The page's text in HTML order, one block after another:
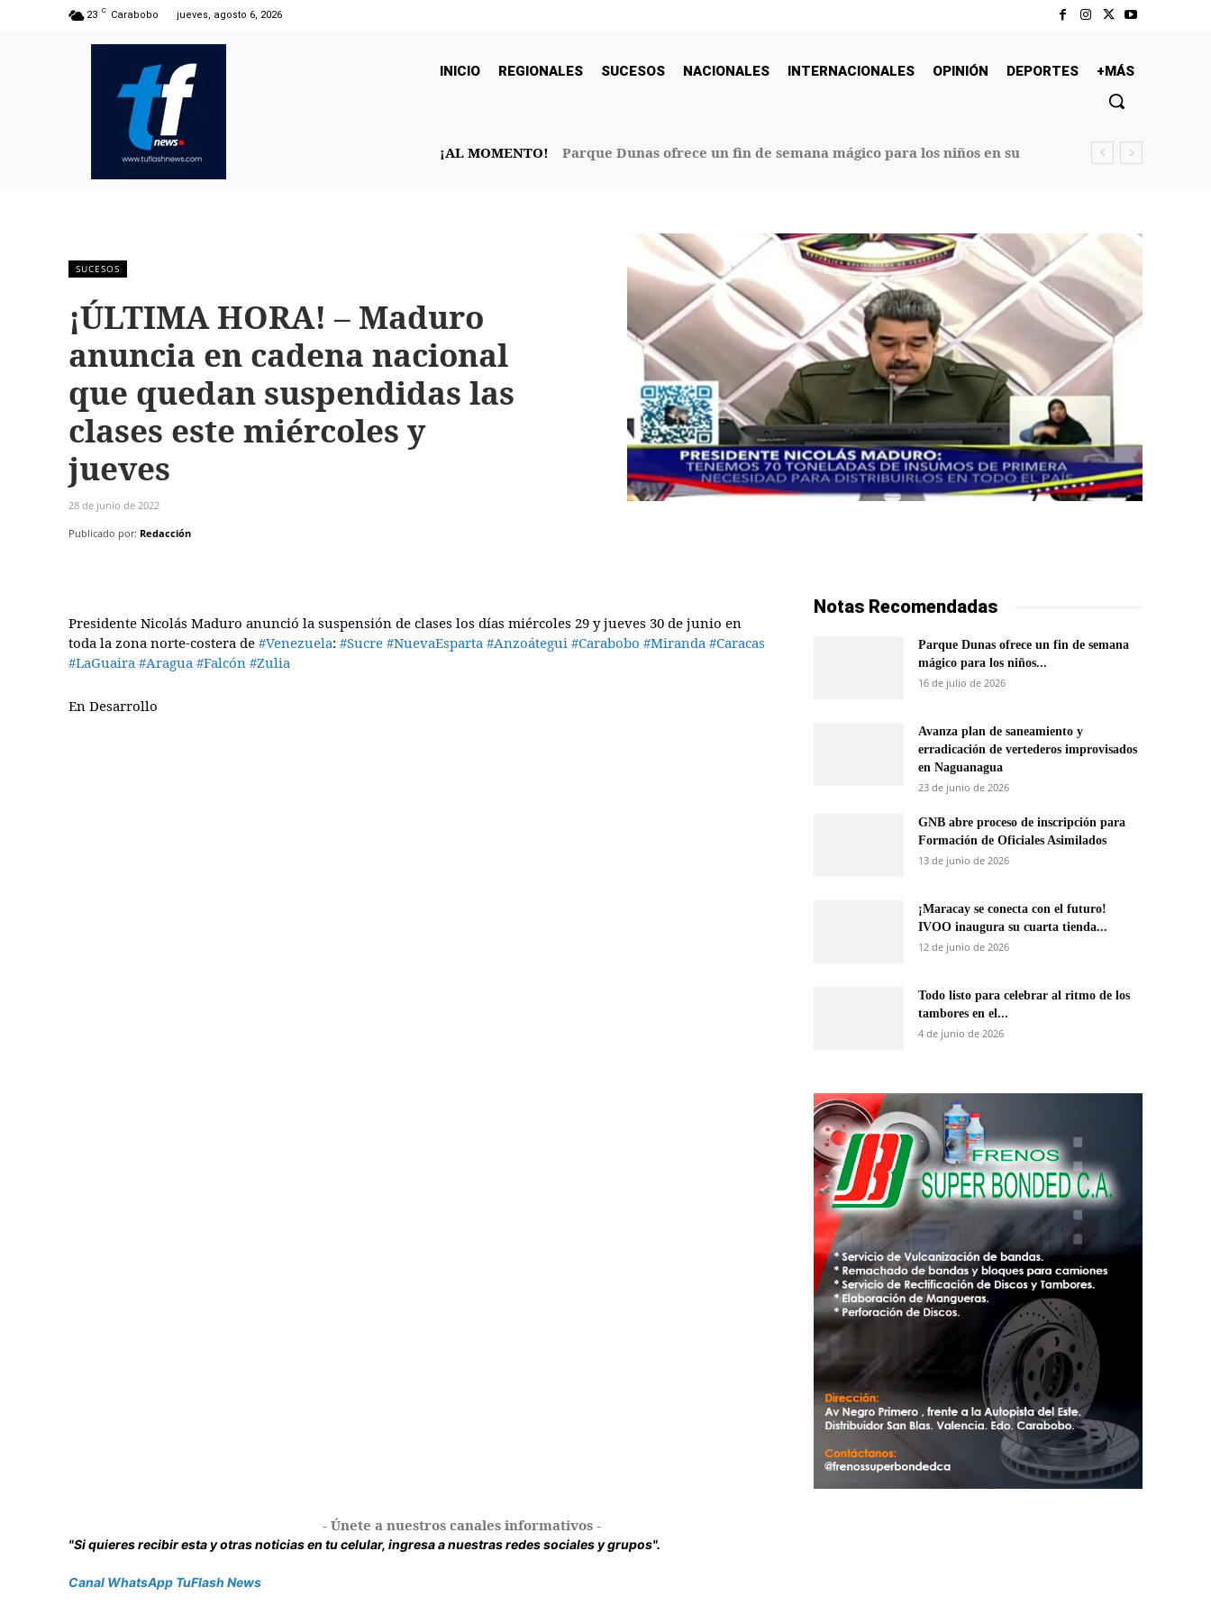
23 C Carabobo jueves, agosto 6, 2026
INICIO REGIONALES SUCESOS NACIONALES INTERNACIONALES OPINIÓN DEPORTES +MÁS
¡AL MOMENTO!
Parque Dunas ofrece un fin de semana mágico para los niños en su
SUCESOS
¡ÚLTIMA HORA! – Maduro
anuncia en cadena nacional
que quedan suspendidas las
clases este miércoles y
jueves
28 de junio de 2022
Publicado por: Redacción
Presidente Nicolás Maduro anunció la suspensión de clases los días miércoles 29 y jueves 30 de junio en
toda la zona norte-costera de #Venezuela: #Sucre #NuevaEsparta #Anzoátegui #Carabobo #Miranda #Caracas
#LaGuaira #Aragua #Falcón #Zulia
En Desarrollo
Notas Recomendadas
Parque Dunas ofrece un fin de semana
mágico para los niños...
16 de julio de 2026
Avanza plan de saneamiento y
erradicación de vertederos improvisados
en Naguanagua
23 de junio de 2026
GNB abre proceso de inscripción para
Formación de Oficiales Asimilados
13 de junio de 2026
¡Maracay se conecta con el futuro!
IVOO inaugura su cuarta tienda...
12 de junio de 2026
Todo listo para celebrar al ritmo de los
tambores en el...
4 de junio de 2026
- Únete a nuestros canales informativos -
"Si quieres recibir esta y otras noticias en tu celular, ingresa a nuestras redes sociales y grupos".
Canal WhatsApp TuFlash News